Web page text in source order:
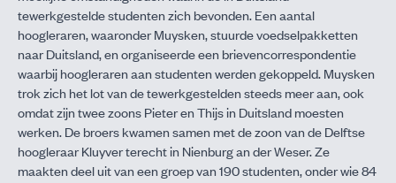
tewerkgestelde studenten zich bevonden. Een aantal
hoogleraren, waaronder Muysken, stuurde voedselpakketten
naar Duitsland, en organiseerde een brievencorrespondentie
waarbij hoogleraren aan studenten werden gekoppeld. Muysken
trok zich het lot van de tewerkgestelden steeds meer aan, ook
omdat zijn twee zoons Pieter en Thijs in Duitsland moesten
werken. De broers kwamen samen met de zoon van de Delftse
hoogleraar Kluyver terecht in Nienburg an der Weser. Ze
maakten deel uit van een groep van 190 studenten, onder wie 84